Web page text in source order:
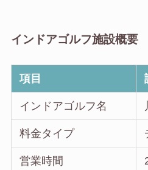
インドアゴルフ施設概要
項目
インドアゴルフ名
料金タイプ
営業時間